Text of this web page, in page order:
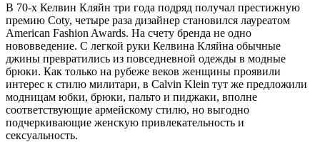
В 70-х Келвин Кляйн три года подряд получал престижную
премию Coty, четыре раза дизайнер становился лауреатом
American Fashion Awards. На счету бренда не одно
нововведение. С легкой руки Келвина Кляйна обычные
джины превратились из повседневной одежды в модные
брюки. Как только на рубеже веков женщины проявили
интерес к стилю милитари, в Calvin Klein тут же предложили
модницам юбки, брюки, пальто и пиджаки, вполне
соответствующие армейскому стилю, но выгодно
подчеркивающие женскую привлекательность и
сексуальность.